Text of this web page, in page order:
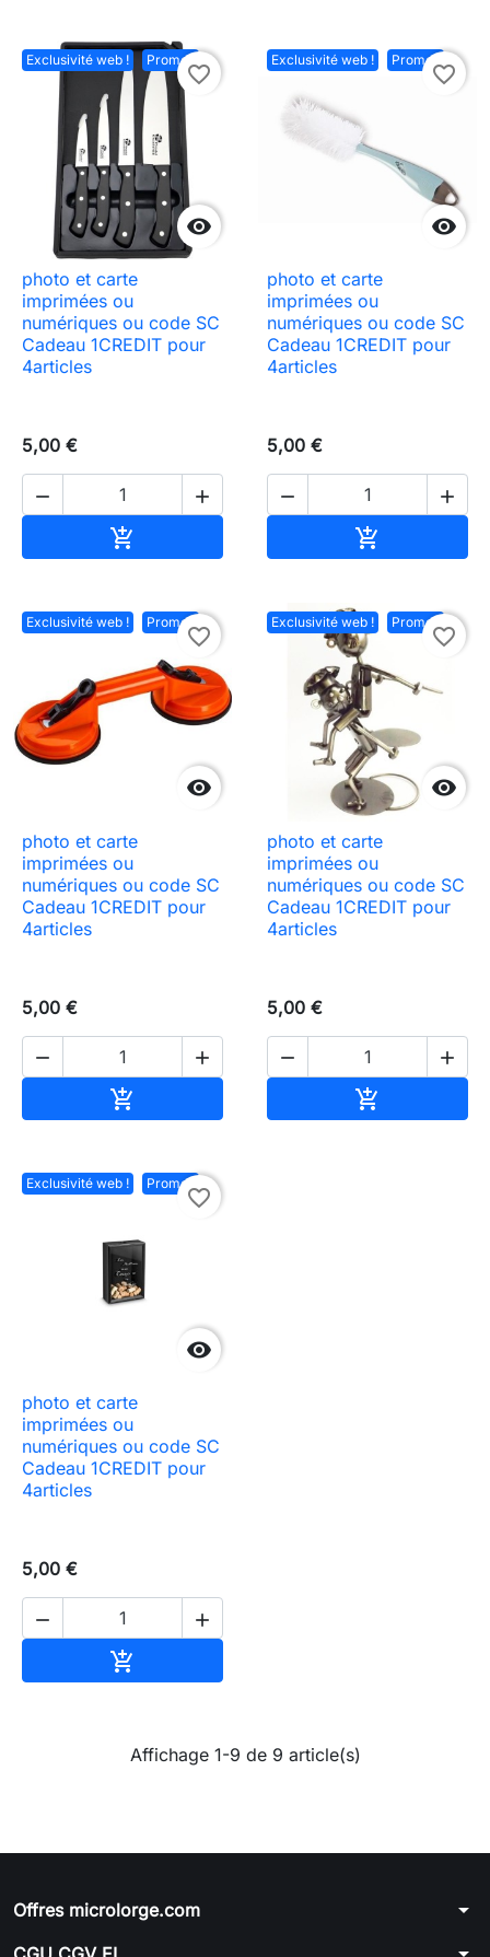
Exclusivité web ! Promo !

favorite_border
photo et carte
imprimées ou
numériques ou code SC
Cadeau 1CREDIT pour
4articles
5,00 €
 

Exclusivité web ! Promo !

favorite_border
photo et carte
imprimées ou
numériques ou code SC
Cadeau 1CREDIT pour
4articles
5,00 €
 

Exclusivité web ! Promo !

favorite_border
photo et carte
imprimées ou
numériques ou code SC
Cadeau 1CREDIT pour
4articles
5,00 €
 

Exclusivité web ! Promo !

favorite_border
photo et carte
imprimées ou
numériques ou code SC
Cadeau 1CREDIT pour
4articles
5,00 €
 

Exclusivité web ! Promo !

favorite_border
photo et carte
imprimées ou
numériques ou code SC
Cadeau 1CREDIT pour
4articles
5,00 €
 

Affichage 1-9 de 9 article(s)
Offres microlorge.com arrow_drop_down